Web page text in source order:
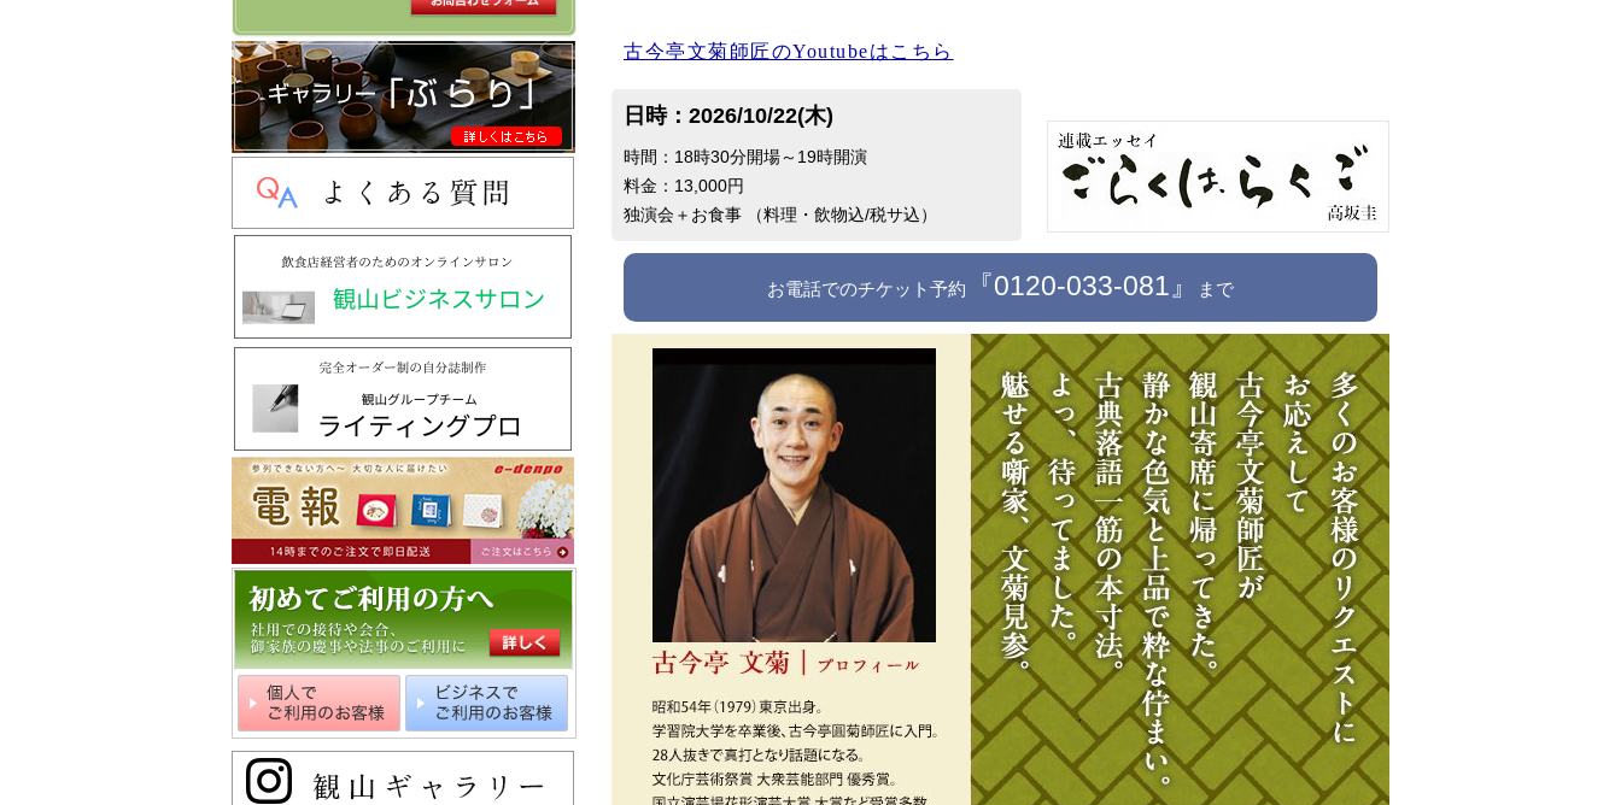
古今亭文菊師匠のYoutubeはこちら
日時：2026/10/22(木)
時間：18時30分開場～19時開演
料金：13,000円
独演会＋お食事 （料理・飲物込/税サ込）
お電話でのチケット予約 『0120-033-081』 まで